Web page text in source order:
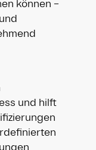
können –
und hilft